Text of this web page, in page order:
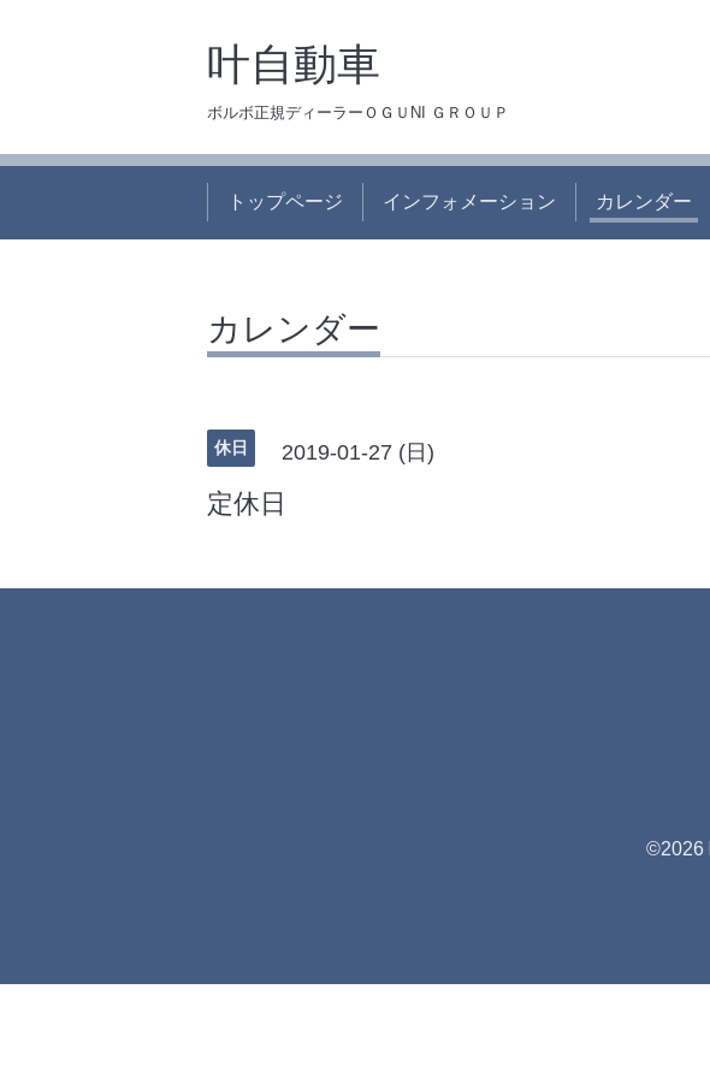
叶自動車
ボルボ正規ディーラーＯＧＵNI ＧＲＯＵＰ
トップページ インフォメーション カレンダー
カレンダー
休日 2019-01-27 (日)
定休日
©2026